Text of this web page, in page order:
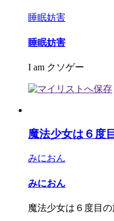
睡眠妨害
睡眠妨害
I am クソゲー
魔法少女は６度
みにおん
みにおん
魔法少女は６度目の